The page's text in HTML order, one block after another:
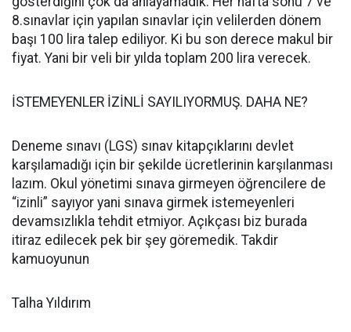
8.sınavlar için yapılan sınavlar için velilerden dönem
başı 100 lira talep ediliyor. Ki bu son derece makul bir
fiyat. Yani bir veli bir yılda toplam 200 lira verecek.
İSTEMEYENLER İZİNLİ SAYILIYORMUŞ. DAHA NE?
Deneme sınavı (LGS) sınav kitapçıklarını devlet
karşılamadığı için bir şekilde ücretlerinin karşılanması
lazım. Okul yönetimi sınava girmeyen öğrencilere de
“izinli” sayıyor yani sınava girmek istemeyenleri
devamsızlıkla tehdit etmiyor. Açıkçası biz burada
itiraz edilecek pek bir şey göremedik. Takdir
kamuoyunun
Talha Yıldırım